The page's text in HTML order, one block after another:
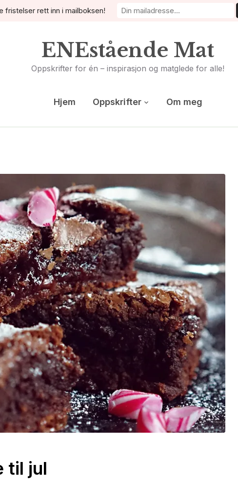
ENEstående Mat
Oppskrifter for én – inspirasjon og matglede for alle!
Hjem Oppskrifter Om meg
til jul
fristelser rett inn i mailboksen!